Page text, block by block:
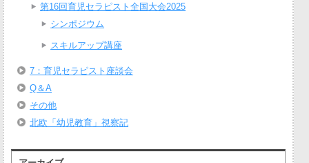
第16回育児セラピスト全国大会2025
シンポジウム
スキルアップ講座
7：育児セラピスト座談会
Q＆A
その他
北欧「幼児教育」視察記